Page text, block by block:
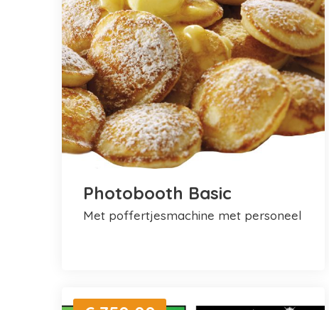
Photobooth Basic
met poffertjesmachine met personeel